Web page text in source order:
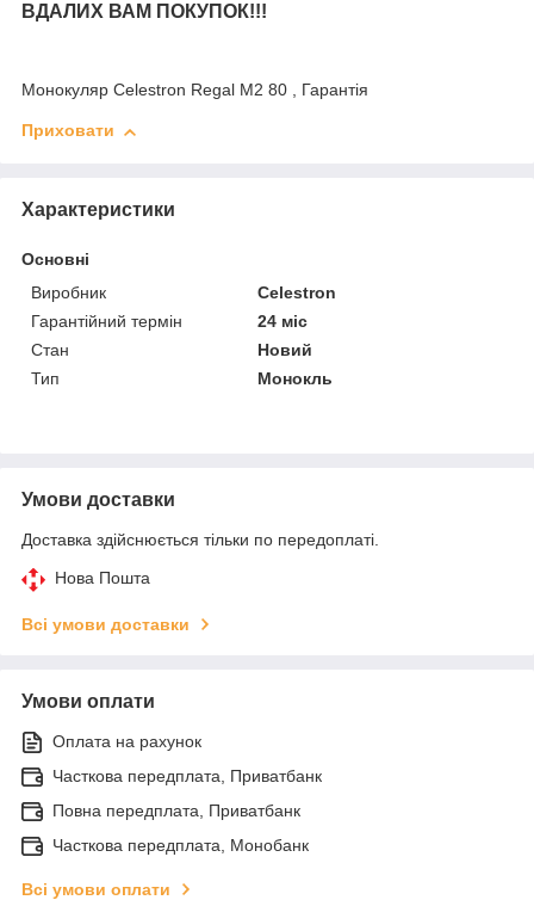
ВДАЛИХ ВАМ ПОКУПОК!!!
Монокуляр Celestron Regal M2 80 , Гарантія
Приховати
Характеристики
Основні
Виробник
Celestron
Гарантійний термін
24 міс
Стан
Новий
Тип
Монокль
Умови доставки
Доставка здійснюється тільки по передоплаті.
Нова Пошта
Всі умови доставки
Умови оплати
Оплата на рахунок
Часткова передплата, Приватбанк
Повна передплата, Приватбанк
Часткова передплата, Монобанк
Всі умови оплати